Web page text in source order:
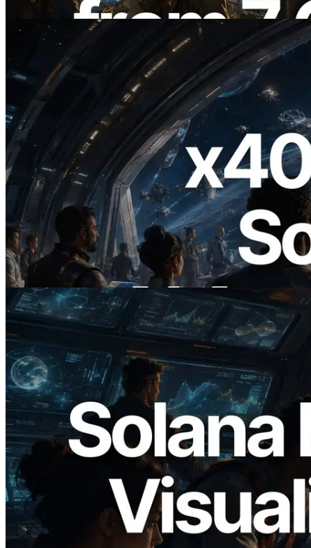
2026.07.04
ERPC Lanceert x402-Enabled Solana
RPC — Het Tijdperk Waarin AI Agents
On Demand Voor API's Betalen
Lees dit artikel
2026.05.24
Validators Solutions lanceert Solana
Block Analyzer — blockproductietijd per
slot en de toegewezen validator
gevisualiseerd